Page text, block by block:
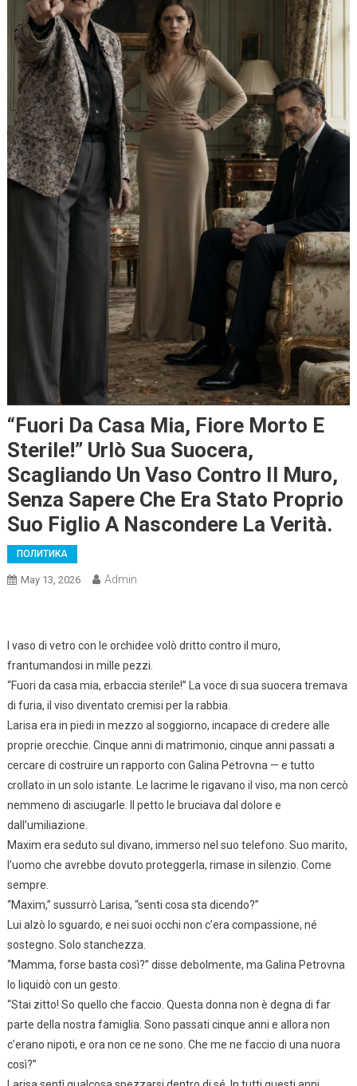
“Fuori Da Casa Mia, Fiore Morto E
Sterile!” Urlò Sua Suocera,
Scagliando Un Vaso Contro Il Muro,
Senza Sapere Che Era Stato Proprio
Suo Figlio A Nascondere La Verità.
ПОЛИТИКА
May 13, 2026 Admin
l vaso di vetro con le orchidee volò dritto contro il muro,
frantumandosi in mille pezzi.
“Fuori da casa mia, erbaccia sterile!” La voce di sua suocera tremava
di furia, il viso diventato cremisi per la rabbia.
Larisa era in piedi in mezzo al soggiorno, incapace di credere alle
proprie orecchie. Cinque anni di matrimonio, cinque anni passati a
cercare di costruire un rapporto con Galina Petrovna — e tutto
crollato in un solo istante. Le lacrime le rigavano il viso, ma non cercò
nemmeno di asciugarle. Il petto le bruciava dal dolore e
dall’umiliazione.
Maxim era seduto sul divano, immerso nel suo telefono. Suo marito,
l’uomo che avrebbe dovuto proteggerla, rimase in silenzio. Come
sempre.
“Maxim,” sussurrò Larisa, “senti cosa sta dicendo?”
Lui alzò lo sguardo, e nei suoi occhi non c’era compassione, né
sostegno. Solo stanchezza.
“Mamma, forse basta così?” disse debolmente, ma Galina Petrovna
lo liquidò con un gesto.
“Stai zitto! So quello che faccio. Questa donna non è degna di far
parte della nostra famiglia. Sono passati cinque anni e allora non
c’erano nipoti, e ora non ce ne sono. Che me ne faccio di una nuora
così?”